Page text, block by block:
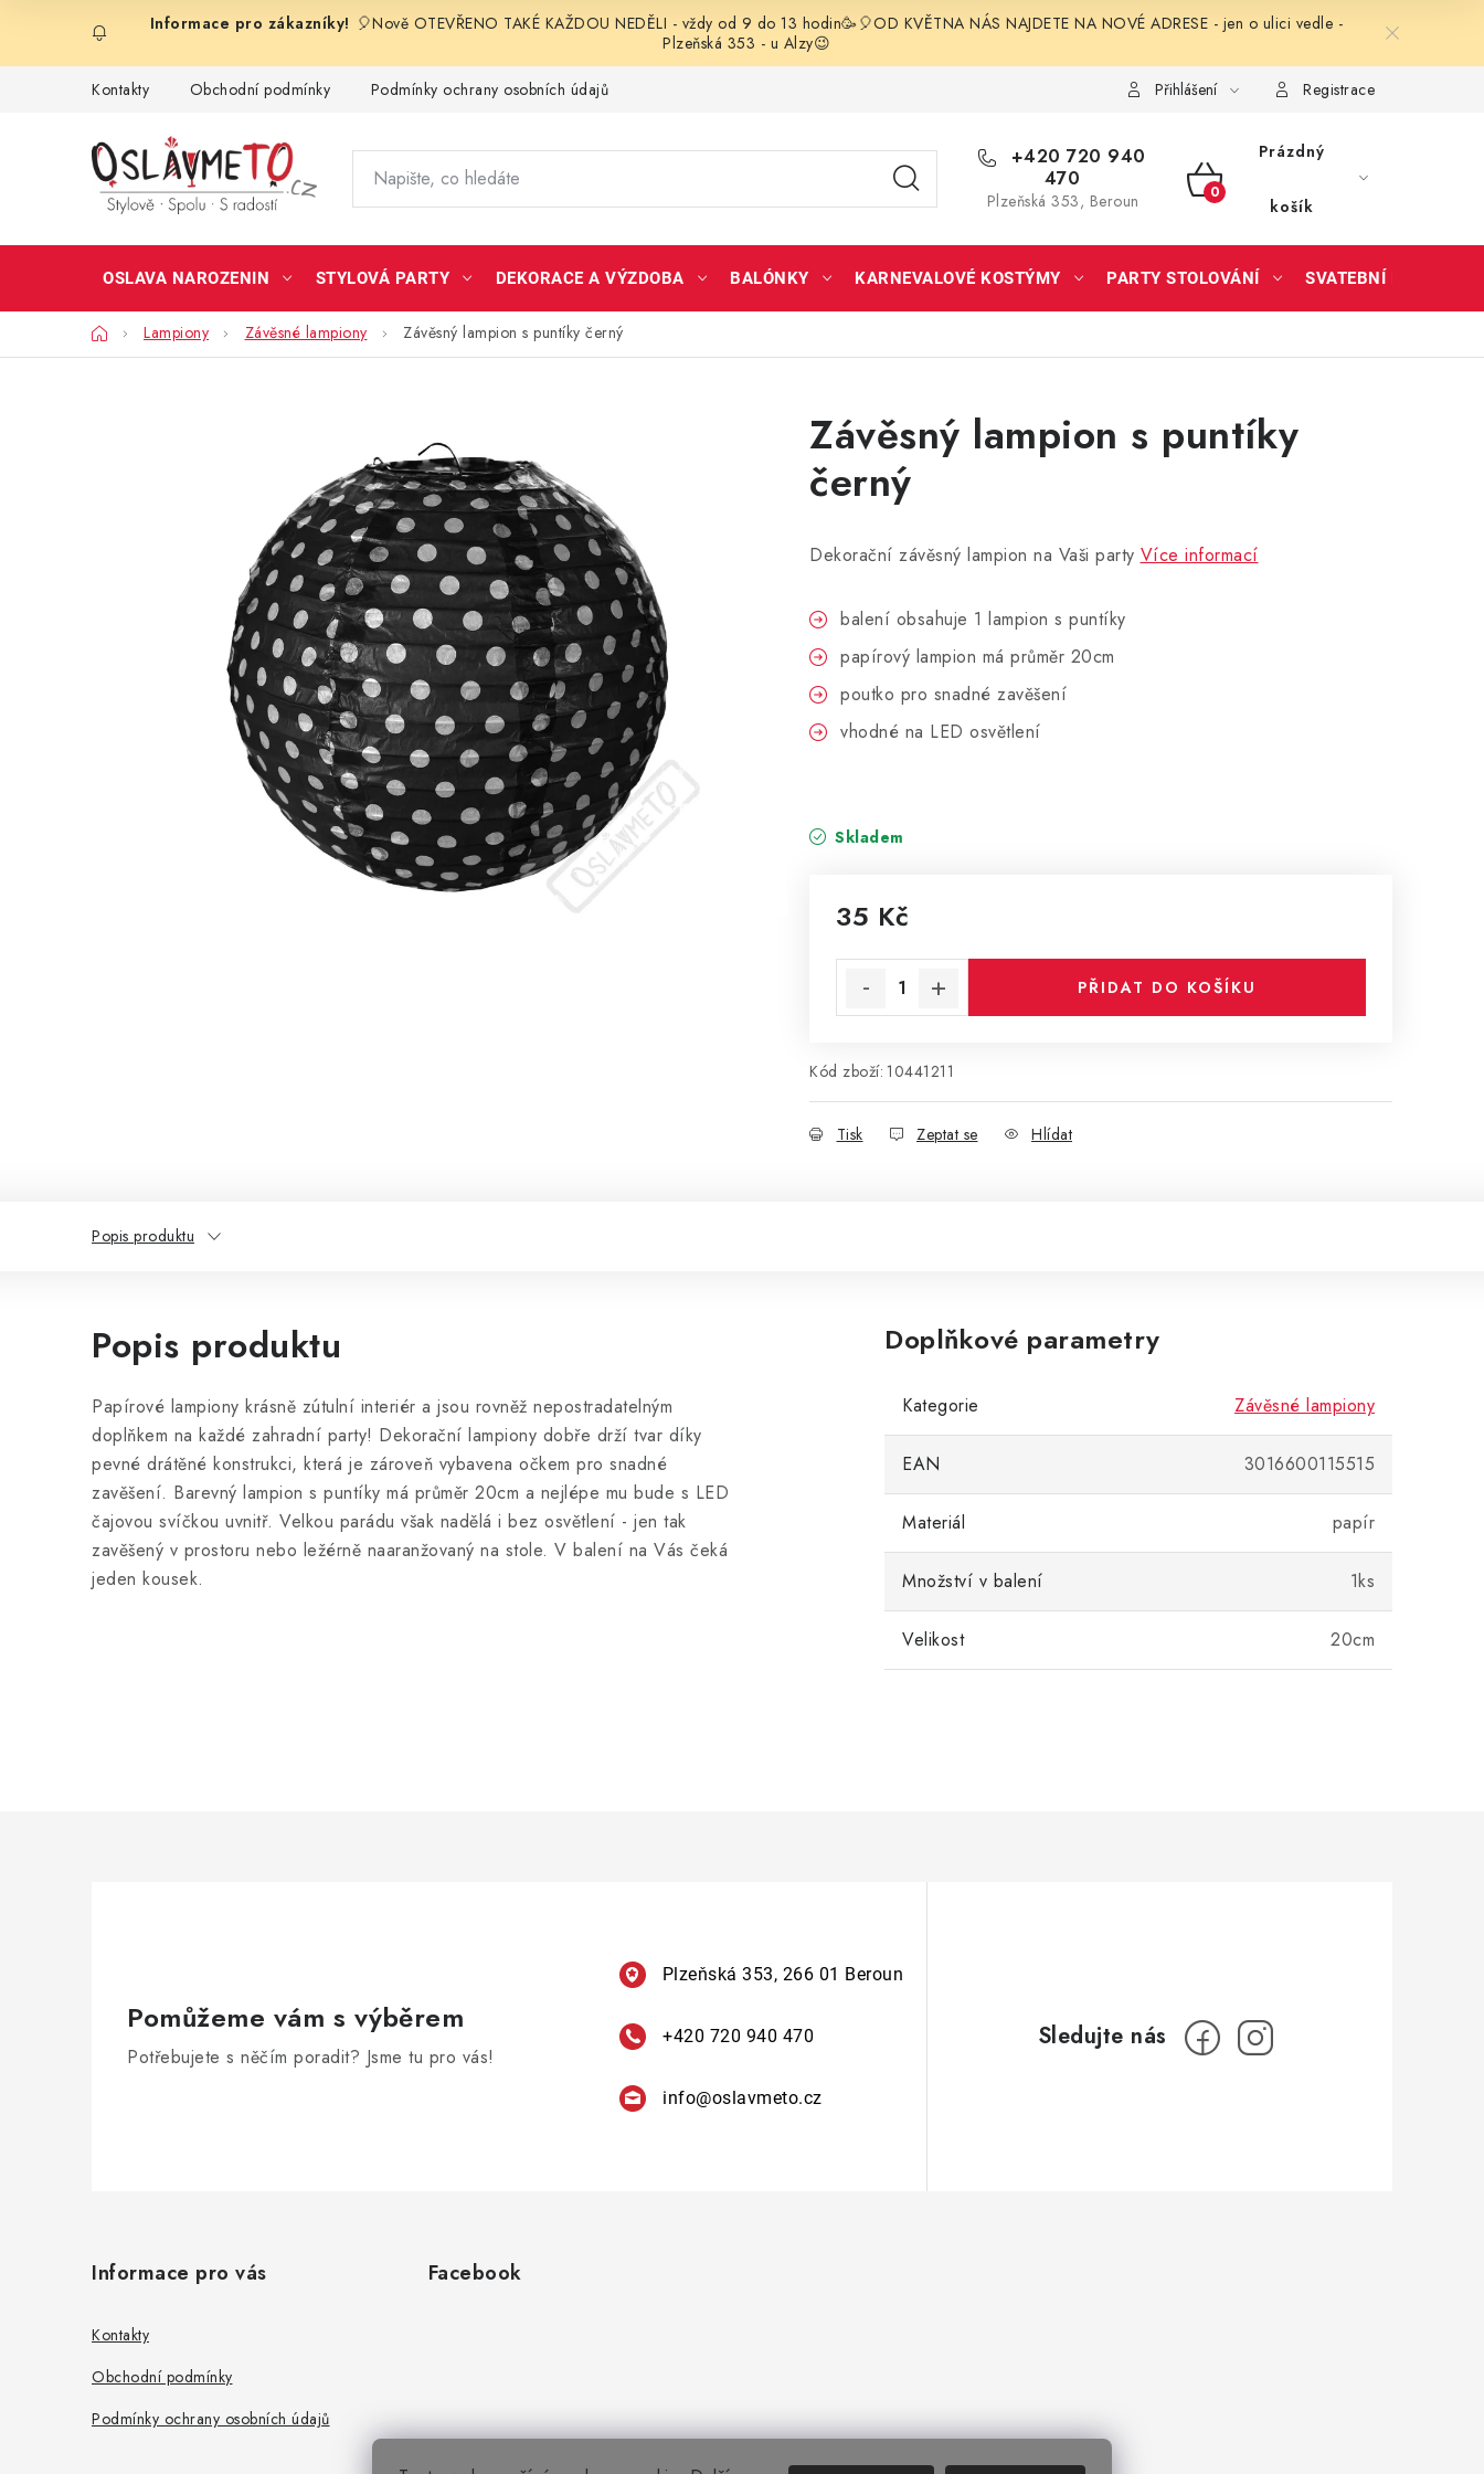
obsah
🎈Nově OTEVŘENO TAKÉ KAŽDOU NEDĚLI - vždy od 9 do 13 hodin🥳🎈OD KVĚTNA NÁS NAJDETE NA NOVÉ ADRESE - jen o ulici vedle -
Plzeňská 353 - u Alzy😉
Kontakty Obchodní podmínky Podmínky ochrany osobních údajů Přihlášení Registrace
+420 720 940
470
Plzeňská 353, Beroun
NÁKUPNÍ
Prázdný
košík
OSLAVA NAROZENIN STYLOVÁ PARTY DEKORACE A VÝZDOBA BALÓNKY KARNEVALOVÉ KOSTÝMY PARTY STOLOVÁNÍ SVATEBNÍ DOPLŇKY
DomůLampiony Závěsné lampiony Závěsný lampion s puntíky černý
Závěsný lampion s puntíky
černý
Dekorační závěsný lampion na Vaši party Více informací
balení obsahuje 1 lampion s puntíky
papírový lampion má průměr 20cm
poutko pro snadné zavěšení
vhodné na LED osvětlení
Skladem
35 Kč
PŘIDAT DO KOŠÍKU
Kód zboží: 10441211
Tisk Zeptat se Hlídat
Popis produktu
Popis produktu
Papírové lampiony krásně zútulní interiér a jsou rovněž nepostradatelným
doplňkem na každé zahradní party! Dekorační lampiony dobře drží tvar díky
pevné drátěné konstrukci, která je zároveň vybavena očkem pro snadné
zavěšení. Barevný lampion s puntíky má průměr 20cm a nejlépe mu bude s LED
čajovou svíčkou uvnitř. Velkou parádu však nadělá i bez osvětlení - jen tak
zavěšený v prostoru nebo ležérně naaranžovaný na stole. V balení na Vás čeká
jeden kousek.
Doplňkové parametry
Kategorie Závěsné lampiony
EAN 3016600115515
Materiál papír
Množství v balení 1ks
Velikost 20cm
Pomůžeme vám s výběrem
Potřebujete s něčím poradit? Jsme tu pro vás!
Plzeňská 353, 266 01 Beroun
+420 720 940 470
info@oslavmeto.cz
Informace pro vás
Kontakty
Obchodní podmínky
Podmínky ochrany osobních údajů
Facebook